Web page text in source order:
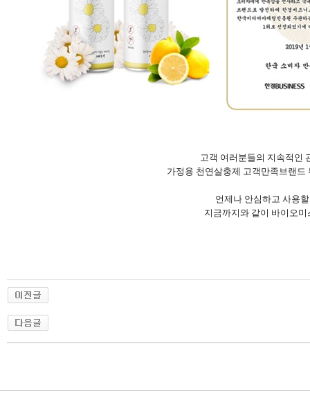
고객 여러분들의 지속적인
가정용 천연살충제 고객만족브랜드
언제나 안심하고 사용
지금까지와 같이 바이오